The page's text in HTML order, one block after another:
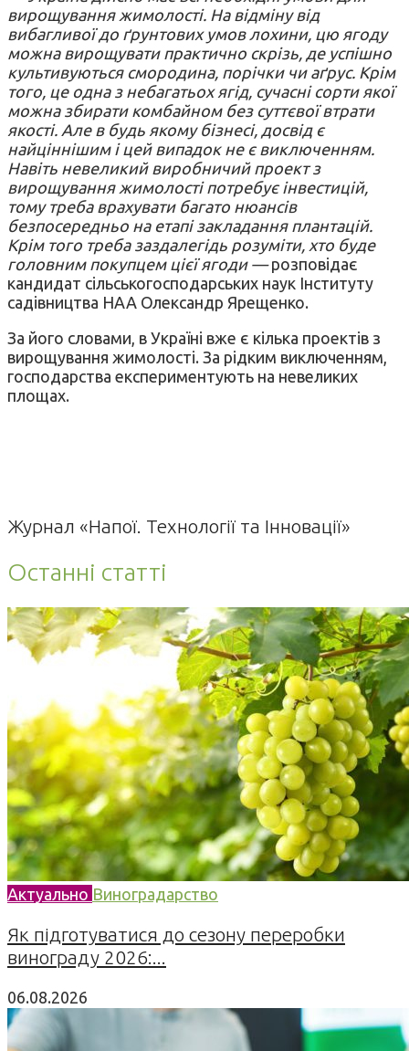
вирощування жимолості. На відміну від
вибагливої до ґрунтових умов лохини, цю ягоду
можна вирощувати практично скрізь, де успішно
культивуються смородина, порічки чи аґрус. Крім
того, це одна з небагатьох ягід, сучасні сорти якої
можна збирати комбайном без суттєвої втрати
якості. Але в будь якому бізнесі, досвід є
найціннішим і цей випадок не є виключенням.
Навіть невеликий виробничий проект з
вирощування жимолості потребує інвестицій,
тому треба врахувати багато нюансів
безпосередньо на етапі закладання плантацій.
Крім того треба заздалегідь розуміти, хто буде
головним покупцем цієї ягоди —розповідає
кандидат сільськогосподарських наук Інституту
садівництва НАА Олександр Ярещенко.
За його словами, в Україні вже є кілька проектів з
вирощування жимолості. За рідким виключенням,
господарства експериментують на невеликих
площах.
Журнал «Напої. Технології та Інновації»
Останні статті
Актуально Виноградарство
Як підготуватися до сезону переробки
винограду 2026:...
06.08.2026